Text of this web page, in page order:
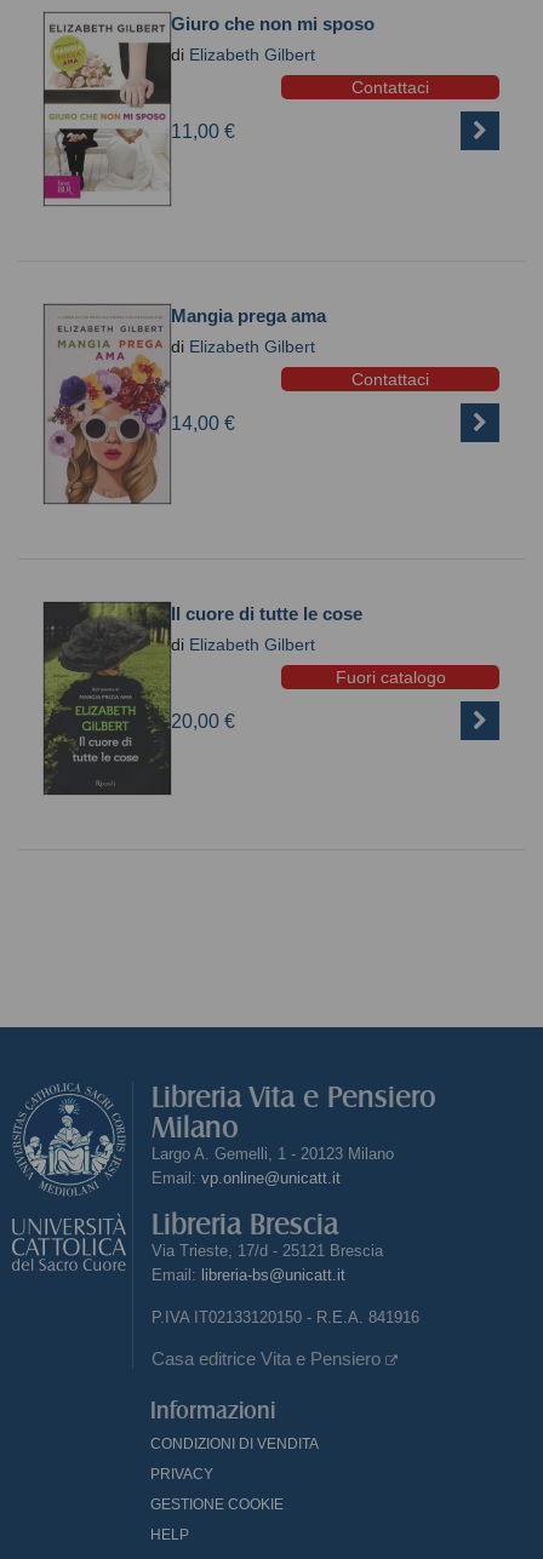
Giuro che non mi sposo
di Elizabeth Gilbert
Contattaci
11,00 €
Mangia prega ama
di Elizabeth Gilbert
Contattaci
14,00 €
Il cuore di tutte le cose
di Elizabeth Gilbert
Fuori catalogo
20,00 €
Libreria Vita e Pensiero
Milano
Largo A. Gemelli, 1 - 20123 Milano
Email: vp.online@unicatt.it
Libreria Brescia
Via Trieste, 17/d - 25121 Brescia
Email: libreria-bs@unicatt.it
P.IVA IT02133120150 - R.E.A. 841916
Casa editrice Vita e Pensiero
Informazioni
CONDIZIONI DI VENDITA
PRIVACY
GESTIONE COOKIE
HELP